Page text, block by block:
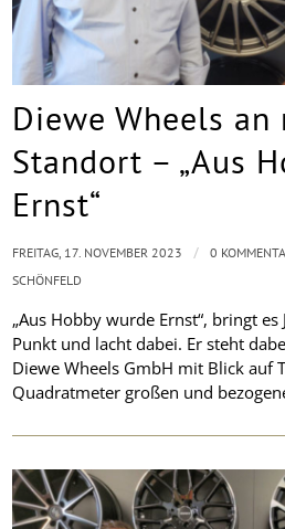
Diewe Wheels an
Standort – „Aus
Ernst“
„Aus Hobby wurde Ernst“, bringt
Punkt und lacht dabei. Er steht
Diewe Wheels GmbH mit Blick auf
Quadratmeter großen und
FREITAG, 17. NOVEMBER 2023 / 0
SCHÖNFELD